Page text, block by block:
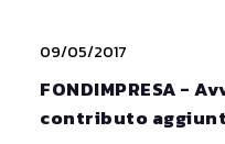
09/05/2017
FONDIMPRESA -
contributo